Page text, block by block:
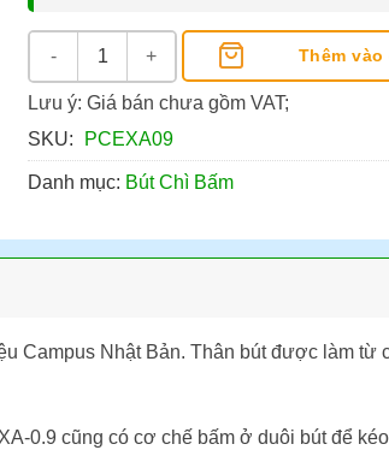
Bút Chì Bấm Campus PC-EXA-0.9 số lượng
Thêm
Lưu ý: Giá bán chưa gồm VAT;
SKU:
PCEXA09
Danh mục: Bút Chì Bấm
Campus Nhật Bản. Thân bút được làm từ
0.9 cũng có cơ chế bấm ở duôi bút để